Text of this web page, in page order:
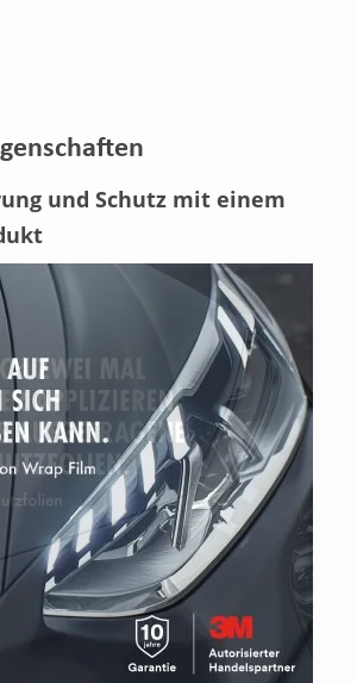
und Schutz mit einem